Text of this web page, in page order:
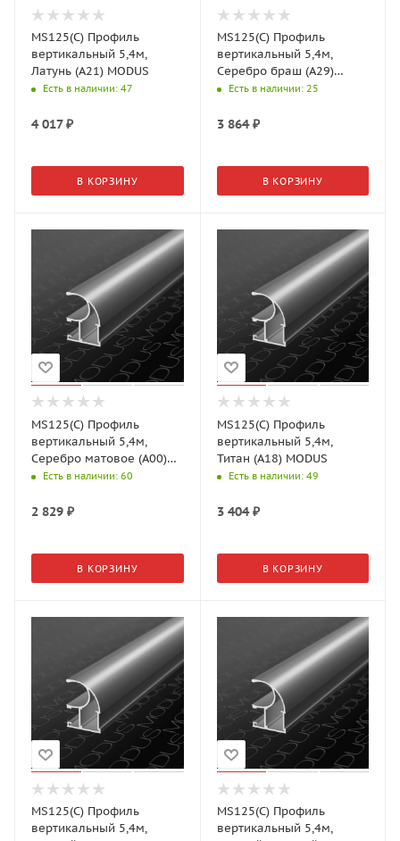
MS125(С) Профиль
вертикальный 5,4м,
Латунь (А21) MODUS
Есть в наличии: 47
4 017₽
В КОРЗИНУ
MS125(С) Профиль
вертикальный 5,4м,
Серебро браш (А29)
MODUS
Есть в наличии: 25
3 864₽
В КОРЗИНУ
MS125(С) Профиль
вертикальный 5,4м,
Серебро матовое (А00)
MODUS
Есть в наличии: 60
2 829 ₽
В КОРЗИНУ
MS125(С) Профиль
вертикальный 5,4м,
Титан (А18) MODUS
Есть в наличии: 49
3 404₽
В КОРЗИНУ
MS125(С) Профиль
вертикальный 5,4м,
MS125(С) Профиль
вертикальный 5,4м,